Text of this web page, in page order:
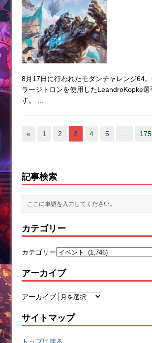
8月17日に行われたモダンチャレンジ64
ラージトロンを使用したLeandroKopke選
す。
« 1 2 3 4 5 175
記事検索
カテゴリー
カテゴリー
アーカイブ
アーカイブ
サイトマップ